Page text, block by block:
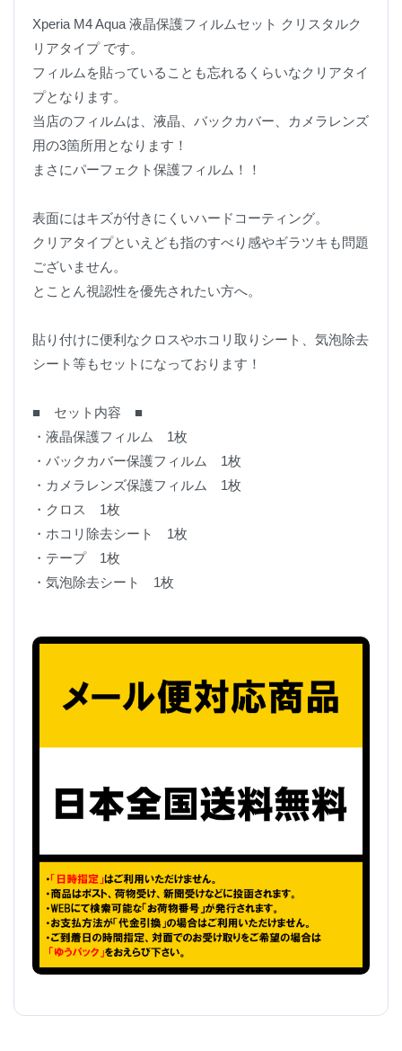
Xperia M4 Aqua 液晶保護フィルムセット クリスタルク
リアタイプ です。
フィルムを貼っていることも忘れるくらいなクリアタイ
プとなります。
当店のフィルムは、液晶、バックカバー、カメラレンズ
用の3箇所用となります！
まさにパーフェクト保護フィルム！！
表面にはキズが付きにくいハードコーティング。
クリアタイプといえども指のすべり感やギラツキも問題
ございません。
とことん視認性を優先されたい方へ。
貼り付けに便利なクロスやホコリ取りシート、気泡除去
シート等もセットになっております！
■ セット内容 ■
・液晶保護フィルム 1枚
・バックカバー保護フィルム 1枚
・カメラレンズ保護フィルム 1枚
・クロス 1枚
・ホコリ除去シート 1枚
・テープ 1枚
・気泡除去シート 1枚